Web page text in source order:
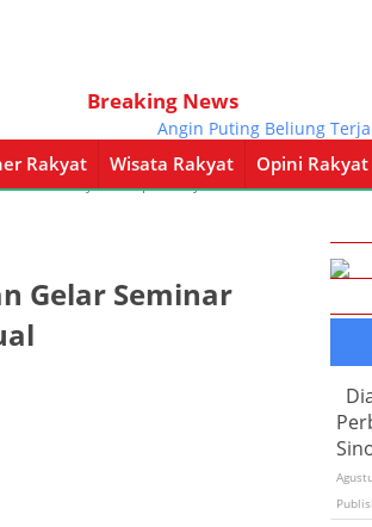
Breaking News
Angin Puting Beliung
Rakyat Wisata Rakyat Opini Rakyat
Wisata Rakyat Opini Rakyat Pemerintahan
Gelar Seminar